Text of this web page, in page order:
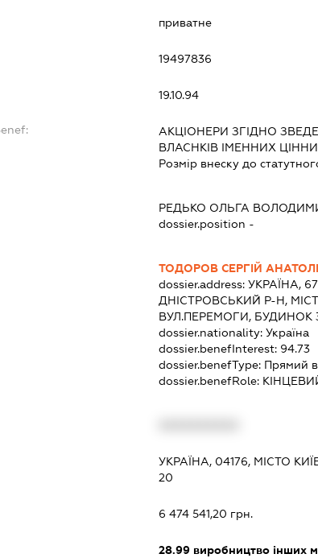
приватне
19497836
19.10.94
АКЦІОНЕРИ ЗГІДНО
ВЛАСНКІВ ІМЕННИХ
Розмір внеску до
РЕДЬКО ОЛЬГА
dossier.position -
ТОДОРОВ СЕРГІЙ
dossier.address: УКРАЇНА,
ДНІСТРОВСЬКИЙ Р-Н,
ВУЛ.ПЕРЕМОГИ, БУДИНОК
dossier.nationality: Україна
dossier.benefInterest: 94.73
dossier.benefType: Прямий
dossier.benefRole:
УКРАЇНА, 04176, МІСТО
20
6 474 541,20 грн.
28.99виробництво інших